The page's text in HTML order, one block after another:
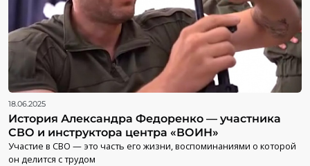
18.06.2025
История Александра Федоренко — участника
СВО и инструктора центра «ВОИН»
Участие в СВО — это часть его жизни, воспоминаниями о которой
он делится с трудом